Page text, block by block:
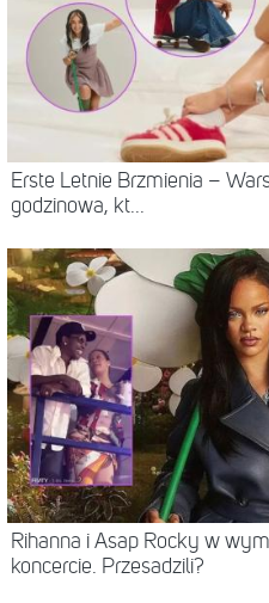
Erste Letnie Brzmienia –
godzinowa, kt...
Rihanna i Asap Rocky w
koncercie. Przesadzili?